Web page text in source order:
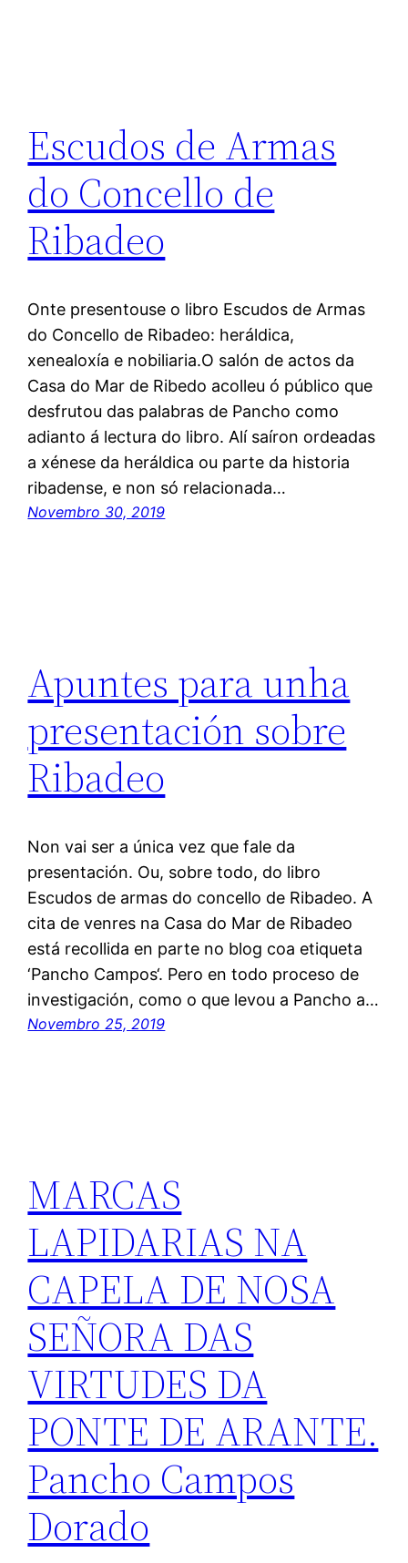
Escudos de Armas
do Concello de
Ribadeo
Onte presentouse o libro Escudos de Armas
do Concello de Ribadeo: heráldica,
xenealoxía e nobiliaria.O salón de actos da
Casa do Mar de Ribedo acolleu ó público que
desfrutou das palabras de Pancho como
adianto á lectura do libro. Alí saíron ordeadas
a xénese da heráldica ou parte da historia
ribadense, e non só relacionada…
Novembro 30, 2019
Apuntes para unha
presentación sobre
Ribadeo
Non vai ser a única vez que fale da
presentación. Ou, sobre todo, do libro
Escudos de armas do concello de Ribadeo. A
cita de venres na Casa do Mar de Ribadeo
está recollida en parte no blog coa etiqueta
‘Pancho Campos‘. Pero en todo proceso de
investigación, como o que levou a Pancho a…
Novembro 25, 2019
MARCAS
LAPIDARIAS NA
CAPELA DE NOSA
SEÑORA DAS
VIRTUDES DA
PONTE DE ARANTE.
Pancho Campos
Dorado